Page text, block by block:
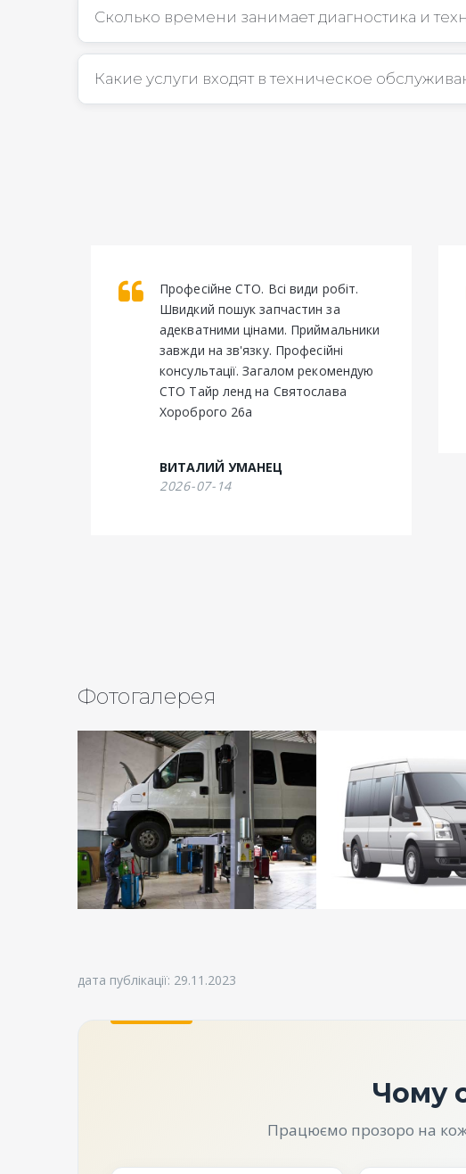
Сколько времени занимает диагностика и
Какие услуги входят в техническое
Професійне СТО. Всі види робіт.
Швидкий пошук запчастин за
адекватними цінами. Приймальники
завжди на зв'язку. Професійні
консультації. Загалом рекомендую
СТО Тайр ленд на Святослава
Хороброго 26а
ВИТАЛИЙ УМАНЕЦ
2026-07-14
Фотогалерея
дата публікації: 29.11.2023
Чому
Працюємо прозоро на